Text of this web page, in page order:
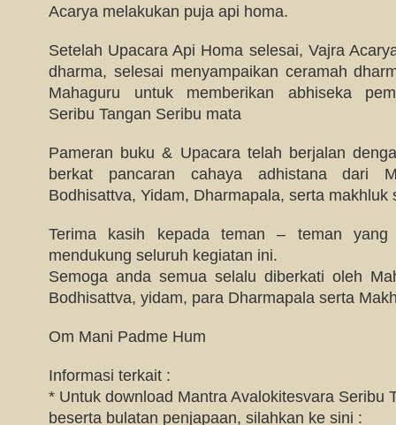
Acarya melakukan puja api homa.
Setelah Upacara Api Homa selesai, Vajra
dharma, selesai menyampaikan ceramah
Mahaguru untuk memberikan abhiseka
Seribu Tangan Seribu mata
Pameran buku & Upacara telah berjalan
berkat pancaran cahaya adhistana dari
Bodhisattva, Yidam, Dharmapala, serta makhluk
Terima kasih kepada teman – teman yang
mendukung seluruh kegiatan ini.
Semoga anda semua selalu diberkati oleh
Bodhisattva, yidam, para Dharmapala serta
Om Mani Padme Hum
Informasi terkait :
* Untuk download Mantra Avalokitesvara Seribu
beserta bulatan penjapaan, silahkan ke sini :